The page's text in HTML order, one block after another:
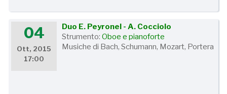
04
Ott, 2015
17:00
Duo E. Peyronel - A. Cocciolo
Strumento:Oboe e pianoforte
Musiche di Bach, Schumann, Mozart, Portera